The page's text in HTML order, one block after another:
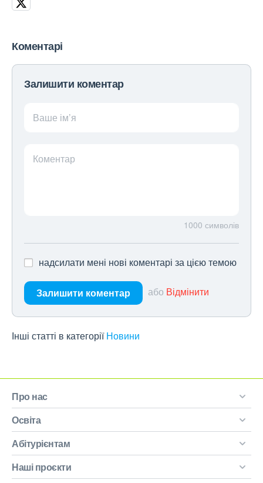
Коментарі
Залишити коментар
Ваше ім’я
Коментар
1000 символів
надсилати мені нові коментарі за цією темою
Залишити коментар або Відмінити
Інші статті в категорії Новини
Про нас
Освіта
Абітурієнтам
Наші проєкти